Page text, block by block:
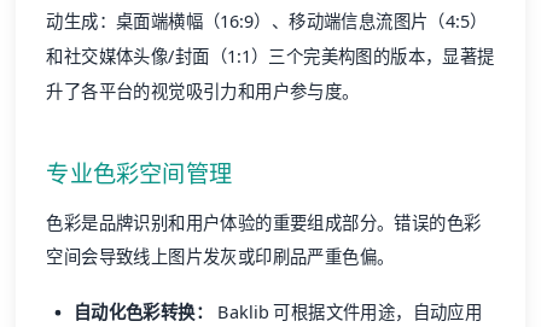
动生成：桌面端横幅（16:9）、移动端信息流图片（4:5）
和社交媒体头像/封面（1:1）三个完美构图的版本，显著提
升了各平台的视觉吸引力和用户参与度。
专业色彩空间管理
色彩是品牌识别和用户体验的重要组成部分。错误的色彩
空间会导致线上图片发灰或印刷品严重色偏。
自动化色彩转换：
Baklib 可根据文件用途，自动应用